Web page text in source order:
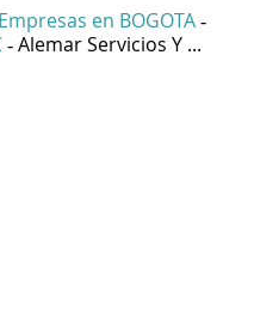
Empresas en BOGOTA -
- Alemar Servicios Y ...